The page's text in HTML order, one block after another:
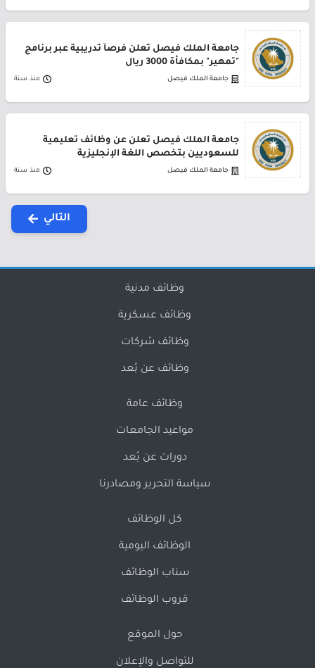
جامعة الملك فيصل تعلن فرصاً تدريبية عبر برنامج
"تمهير" بمكافأة 3000 ريال
جامعة الملك فيصل منذ سنة
جامعة الملك فيصل تعلن عن وظائف تعليمية
للسعوديين بتخصص اللغة الإنجليزية
جامعة الملك فيصل منذ سنة
التالي
وظائف مدنية
وظائف عسكرية
وظائف شركات
وظائف عن بُعد
وظائف عامة
مواعيد الجامعات
دورات عن بُعد
سياسة التحرير ومصادرنا
كل الوظائف
الوظائف اليومية
سناب الوظائف
قروب الوظائف
حول الموقع
للتواصل والإعلان